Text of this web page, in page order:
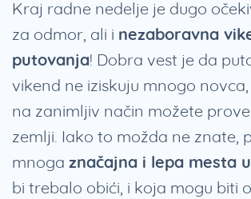
Kraj radne nedelje je dugo
za odmor, ali i nezaboravna
putovanja! Dobra vest je da
vikend ne iziskuju mnogo
na zanimljiv način možete
zemlji. Iako to možda ne znate,
mnoga značajna i lepa mesta u
bi trebalo obići, i koja mogu biti